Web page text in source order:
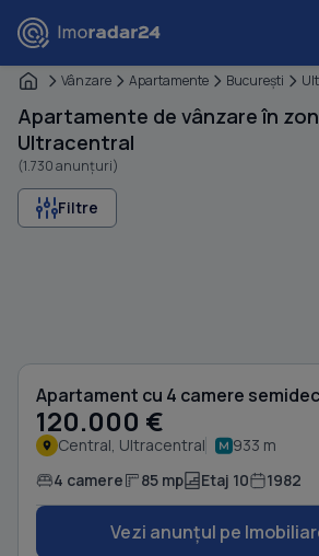
Vânzare Apartamente Bucureşti
Apartamente de vânzare în
Ultracentral
(1.730 anunțuri)
Filtre
120.000 €
Central, Ultracentral 933 m
4 camere 85 mp Etaj 10 1982
Vezi anunțul pe